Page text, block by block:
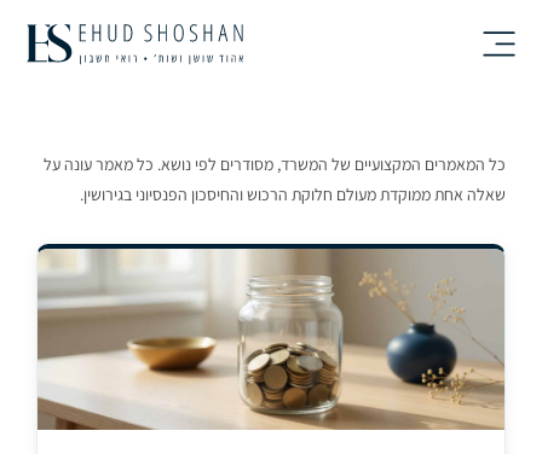
כל המאמרים המקצועיים של המשרד, מסודרים לפי נושא. כל מאמר עונה על
שאלה אחת ממוקדת מעולם חלוקת הרכוש והחיסכון הפנסיוני בגירושין.